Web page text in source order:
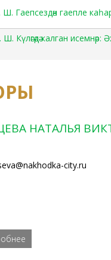
Гаепсездән гаепле
калган исемнәр:
НАТАЛЬЯ
city.ru